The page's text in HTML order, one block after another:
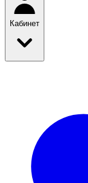
Кабинет